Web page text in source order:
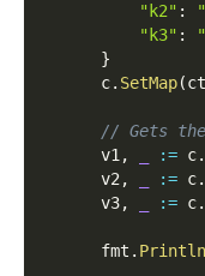
"k2" :
"k3" :
}
      c
. SetMap(
// Gets
      v1
, := c.
      v2
, := c.
      v3
, := c.
      fmt
. Println